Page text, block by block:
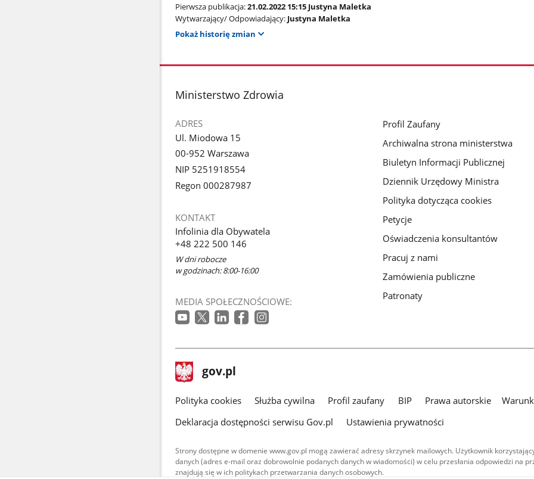
Pierwsza publikacja:21.02.2022 15:15 Justyna Maletka
Wytwarzający/ Odpowiadający: Justyna Maletka
Pokaż historię zmian
stopka
Ministerstwo Zdrowia
ADRES
Ul. Miodowa 15
00-952 Warszawa
NIP 5251918554
Regon 000287987
KONTAKT
Infolinia dla Obywatela
+48 222 500 146
W dni robocze
w godzinach: 8:00-16:00
MEDIA SPOŁECZNOŚCIOWE:
Profil Zaufany
Archiwalna strona ministerstwa
Biuletyn Informacji Publicznej
Dziennik Urzędowy Ministra
Polityka dotycząca cookies
Petycje
Oświadczenia konsultantów
Pracuj z nami
Zamówienia publiczne
Patronaty
stopka
gov.pl Strona
gov.pl
gov.pl
Polityka cookies Służba cywilna Profil zaufany BIP Prawa autorskie
Deklaracja dostępności serwisu Gov.pl
Ustawienia prywatności
Strony dostępne w domenie www.gov.pl mogą zawierać adresy skrzynek mailowych. Użytkownik
danych (adres e-mail oraz dobrowolnie podanych danych w wiadomości) w celu przesłania odpowiedzi na
znajdują się w ich politykach przetwarzania danych osobowych.